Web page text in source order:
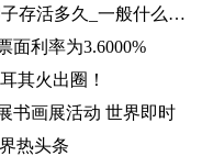
今日播报!一般什么时候排卵以及卵子存活多久_一般什么时候排卵
面利率为3.6000%
其火出圈！
书画展活动 世界即时
热头条